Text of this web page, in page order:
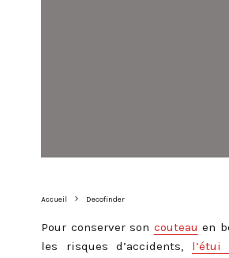
Accueil Decofinder
Pour conserver son couteau en
les risques d’accidents, l’étui